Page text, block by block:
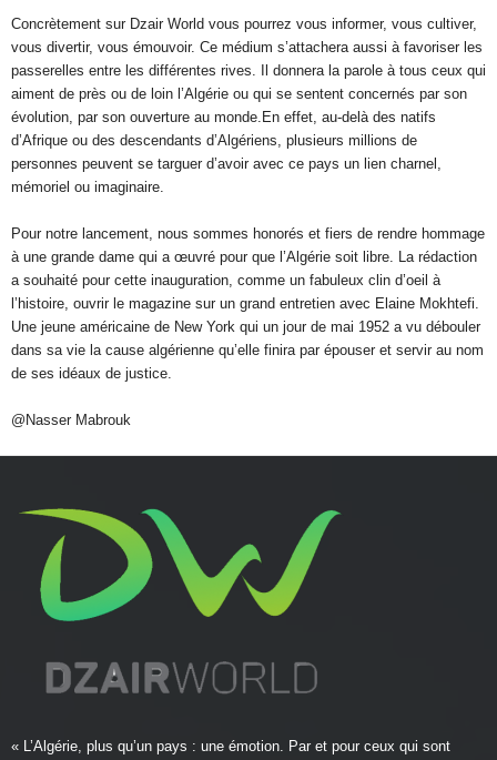
Concrètement sur Dzair World vous pourrez vous informer, vous cultiver,
vous divertir, vous émouvoir. Ce médium s’attachera aussi à favoriser les
passerelles entre les différentes rives. Il donnera la parole à tous ceux qui
aiment de près ou de loin l’Algérie ou qui se sentent concernés par son
évolution, par son ouverture au monde.En effet, au-delà des natifs
d’Afrique ou des descendants d’Algériens, plusieurs millions de
personnes peuvent se targuer d’avoir avec ce pays un lien charnel,
mémoriel ou imaginaire.
Pour notre lancement, nous sommes honorés et fiers de rendre hommage
à une grande dame qui a œuvré pour que l’Algérie soit libre. La rédaction
a souhaité pour cette inauguration, comme un fabuleux clin d’oeil à
l’histoire, ouvrir le magazine sur un grand entretien avec Elaine Mokhtefi.
Une jeune américaine de New York qui un jour de mai 1952 a vu débouler
dans sa vie la cause algérienne qu’elle finira par épouser et servir au nom
de ses idéaux de justice.
@Nasser Mabrouk
« L’Algérie, plus qu’un pays : une émotion. Par et pour ceux qui sont